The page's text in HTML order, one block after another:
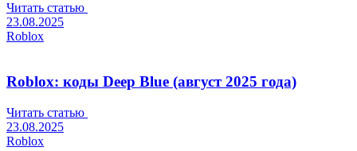
Читать статью
23.08.2025
Roblox
Roblox: коды Deep Blue (август 2025 года)
Читать статью
23.08.2025
Roblox